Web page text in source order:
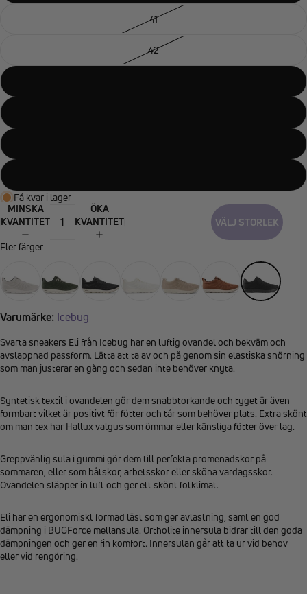
41
42
Få kvar i lager
MINSKA
KVANTITET
ÖKA
KVANTITET
VÄLJ STORLEK
Fler färger
Varumärke: Icebug
Svarta sneakers Eli från Icebug har en luftig ovandel och bekväm och
avslappnad passform. Lätta att ta av och på genom sin elastiska snörning
som man justerar en gång och sedan inte behöver knyta.
Syntetisk textil i ovandelen gör dem snabbtorkande och tyget är även
formbart vilket är positivt för fötter och tår som behöver plats. Extra skönt
om man tex har Hallux valgus som ömmar eller känsliga fötter över lag.
Greppvänlig sula i gummi gör dem till perfekta promenadskor på
sommaren, eller som båtskor, arbetsskor eller sköna vardagsskor.
Ovandelen släpper in luft och ger ett skönt fotklimat.
Eli har en ergonomiskt formad läst som ger avlastning, samt en god
dämpning i BUGForce mellansula. Ortholite innersula bidrar till den goda
dämpningen och ger en fin komfort. Innersulan går att ta ur vid behov
eller vid rengöring.